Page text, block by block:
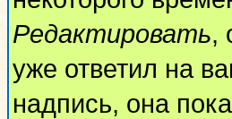
Редактировать,
уже ответил на
надпись, она